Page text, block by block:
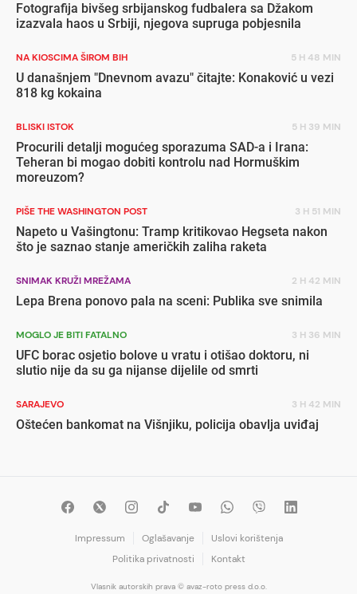
Fotografija bivšeg srbijanskog fudbalera sa Džakom
izazvala haos u Srbiji, njegova supruga pobjesnila
NA KIOSCIMA ŠIROM BIH 5 H 48 MIN
U današnjem "Dnevnom avazu" čitajte: Konaković u vezi
818 kg kokaina
BLISKI ISTOK 5 H 39 MIN
Procurili detalji mogućeg sporazuma SAD-a i Irana:
Teheran bi mogao dobiti kontrolu nad Hormuškim
moreuzom?
PIŠE THE WASHINGTON POST 3 H 51 MIN
Napeto u Vašingtonu: Tramp kritikovao Hegseta nakon
što je saznao stanje američkih zaliha raketa
SNIMAK KRUŽI MREŽAMA 2 H 42 MIN
Lepa Brena ponovo pala na sceni: Publika sve snimila
MOGLO JE BITI FATALNO 3 H 36 MIN
UFC borac osjetio bolove u vratu i otišao doktoru, ni
slutio nije da su ga nijanse dijelile od smrti
SARAJEVO 3 H 42 MIN
Oštećen bankomat na Višnjiku, policija obavlja uviđaj
Impressum Oglašavanje
Uslovi korištenja
Politika privatnosti
Kontakt
Vlasnik autorskih prava © avaz-roto press d.o.o.